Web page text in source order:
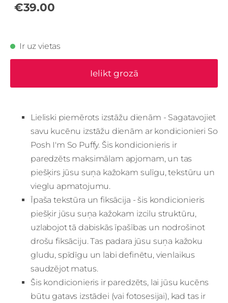
€39.00
Ir uz vietas
Ielikt grozā
Lieliski piemērots izstāžu dienām - Sagatavojiet
savu kucēnu izstāžu dienām ar kondicionieri So
Posh I'm So Puffy. Šis kondicionieris ir
paredzēts maksimālam apjomam, un tas
piešķirs jūsu suņa kažokam sulīgu, tekstūru un
vieglu apmatojumu.
Īpaša tekstūra un fiksācija - šis kondicionieris
piešķir jūsu suņa kažokam izcilu struktūru,
uzlabojot tā dabiskās īpašības un nodrošinot
drošu fiksāciju. Tas padara jūsu suņa kažoku
gludu, spīdīgu un labi definētu, vienlaikus
saudzējot matus.
Šis kondicionieris ir paredzēts, lai jūsu kucēns
būtu gatavs izstādei (vai fotosesijai), kad tas ir